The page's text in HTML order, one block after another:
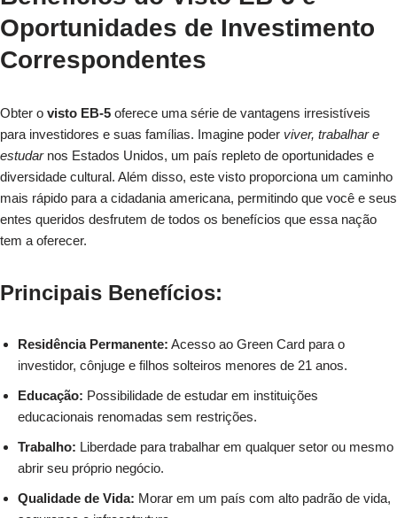
Oportunidades de Investimento
Correspondentes
Obter o visto EB-5 oferece uma série de vantagens irresistíveis
para investidores e suas famílias. Imagine poder viver, trabalhar e
estudarnos Estados Unidos, um país repleto de oportunidades e
diversidade cultural. Além disso, este visto proporciona um caminho
mais rápido para a cidadania americana, permitindo que você e seus
entes queridos desfrutem de todos os benefícios que essa nação
tem a oferecer.
Principais Benefícios:
Residência Permanente: Acesso ao Green Card para o
investidor, cônjuge e filhos solteiros menores de 21 anos.
Educação: Possibilidade de estudar em instituições
educacionais renomadas sem restrições.
Trabalho: Liberdade para trabalhar em qualquer setor ou mesmo
abrir seu próprio negócio.
Qualidade de Vida: Morar em um país com alto padrão de vida,